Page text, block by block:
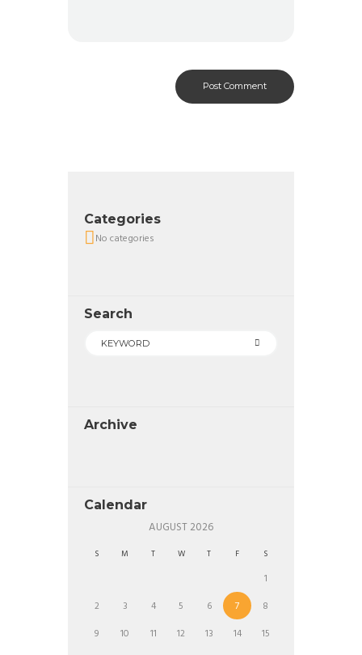
Categories
No categories
Search
Archive
Calendar
AUGUST2026
S M T W T F S
1
2
3 4 5 6 7
8
9
10 11 12 13 14
15